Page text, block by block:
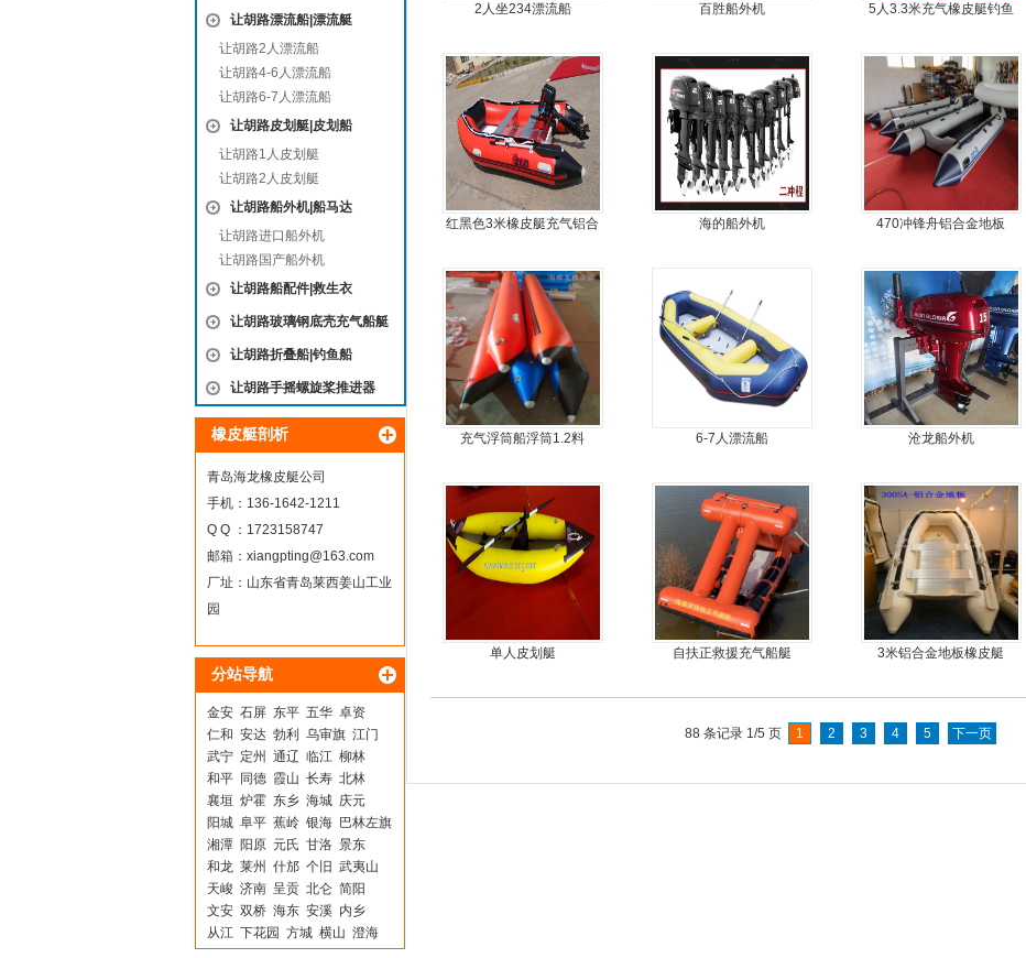
让胡路漂流船|漂流艇
让胡路2人漂流船
让胡路4-6人漂流船
让胡路6-7人漂流船
让胡路皮划艇|皮划船
让胡路1人皮划艇
让胡路2人皮划艇
让胡路船外机|船马达
让胡路进口船外机
让胡路国产船外机
让胡路船配件|救生衣
让胡路玻璃钢底壳充气船艇
让胡路折叠船|钓鱼船
让胡路手摇螺旋桨推进器
橡皮艇剖析
青岛海龙橡皮艇公司
手机：136-1642-1211
Q Q ：1723158747
邮箱： xiangpting@163.com
厂址：山东省青岛莱西姜山工业
园
分站导航
金安 石屏 东平 五华 卓资
仁和 安达 勃利 乌审旗 江门
武宁 定州 通辽 临江 柳林
和平
同德 霞山 长寿 北林
襄垣 炉霍 东乡 海城 庆元
阳城 阜平 蕉岭 银海
巴林左旗
湘潭
阳原 元氏 甘洛 景东
和龙 莱州 什邡 个旧 武夷山
天峻 济南 呈贡 北仑 简阳
文安 双桥 海东 安溪 内乡
从江 下花园 方城 横山 澄海
2人坐234漂流船 百胜船外机
5人3.3米充气橡皮艇钓鱼
红黑色3米橡皮艇充气铝合
海的船外机 470冲锋舟铝合金地板
充气浮筒船浮筒1.2料 6-7人漂流船 沧龙船外机
单人皮划艇 自扶正救援充气船艇 3米铝合金地板橡皮艇
88 条记录 1/5 页 1 2 3 4 5 下一页